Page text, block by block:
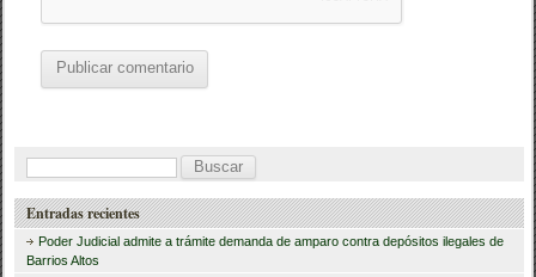
B
u
s
c
Entradas recientes
Poder Judicial admite a trámite demanda de amparo contra depósitos ilegales de
Barrios Altos